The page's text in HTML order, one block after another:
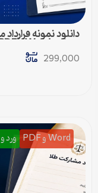
دانلود نمونه
مشاوره Word و PDF
299,000
Word و PDF ورد